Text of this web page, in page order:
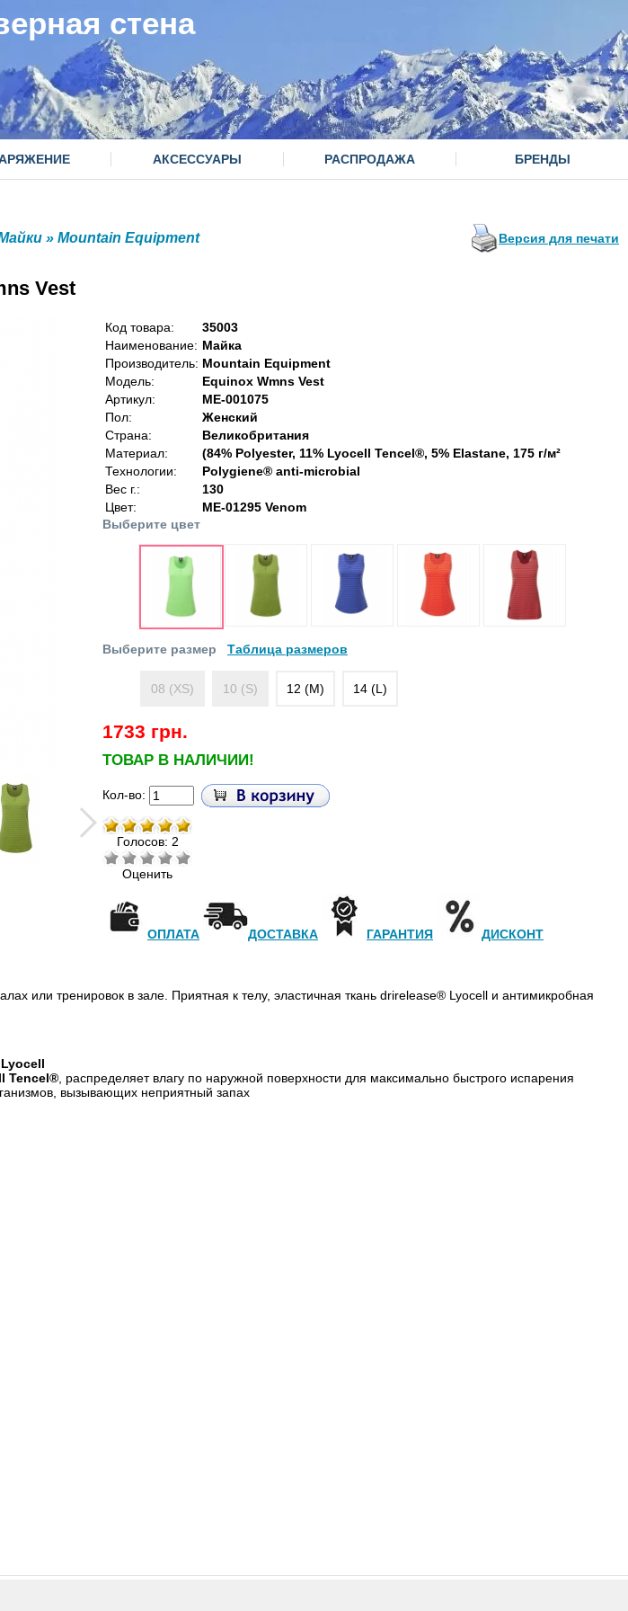
стена
АКСЕССУАРЫ РАСПРОДАЖА БРЕНДЫ
» Mountain Equipment Версия для печати
Vest
Код товара:
35003
Наименование: Майка
Производитель: Mountain Equipment
Модель:
Equinox Wmns Vest
Артикул:
ME-001075
Пол:
Женский
Страна:
Великобритания
Материал:
(84% Polyester, 11% Lyocell Tencel®, 5% Elastane, 175 г/м²
Технологии:
Polygiene® anti-microbial
Вес г.:
130
Цвет:
ME-01295 Venom
Выберите цвет
Выберите размер Таблица размеров
08 (XS) 10 (S) 12 (M) 14 (L)
1733 грн.
ТОВАР В НАЛИЧИИ!
Кол-во:
Голосов: 2
Оценить
ОПЛАТА ДОСТАВКА ГАРАНТИЯ ДИСКОНТ
или тренировок в зале. Приятная к телу, эластичная ткань drirelease® Lyocell и антимикробная
Tencel® , распределяет влагу по наружной поверхности для максимально быстрого испарения
вызывающих неприятный запах